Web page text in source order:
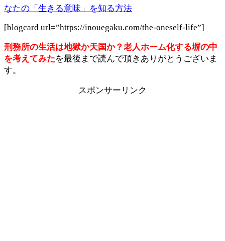
なたの「生きる意味」を知る方法
[blogcard url=”https://inouegaku.com/the-oneself-life”]
刑務所の生活は地獄か天国か？老人ホーム化する塀の中
を考えてみたを最後まで読んで頂きありがとうございま
す。
スポンサーリンク